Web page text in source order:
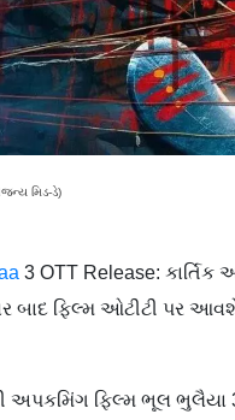
મિડ-ડે)
3 OTT Release:
બાદ ફિલ્મ ઓટીટી પર
અપકમિંગ ફિલ્મ ભૂલ ભુલૈયા